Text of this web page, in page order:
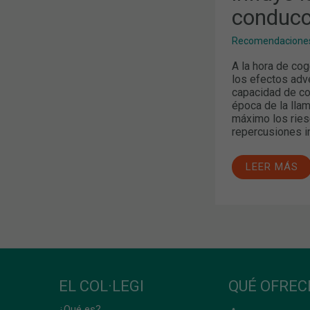
A la hora de
los efectos
capacidad de
época de la
máximo los
repercusiones
LEER MÁS
EL COL·LEGI
QUÉ